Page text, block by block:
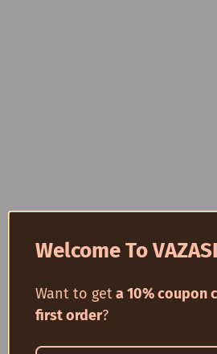
Welcome To
Want to geta 10% coupon
first order?